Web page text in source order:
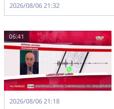
2026/08/06 21:32
06:41
2026/08/06 21:18